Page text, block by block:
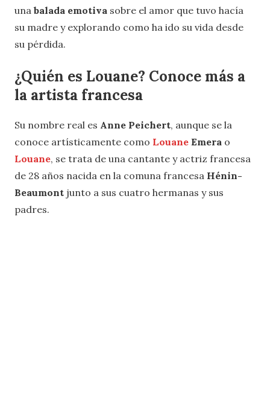
una balada emotiva sobre el amor que tuvo hacía
su madre y explorando como ha ido su vida desde
su pérdida.
¿Quién es Louane? Conoce más a
la artista francesa
Su nombre real es Anne Peichert, aunque se la
conoce artísticamente como Louane Emera o
Louane, se trata de una cantante y actriz francesa
de 28 años nacida en la comuna francesa Hénin-
Beaumont junto a sus cuatro hermanas y sus
padres.